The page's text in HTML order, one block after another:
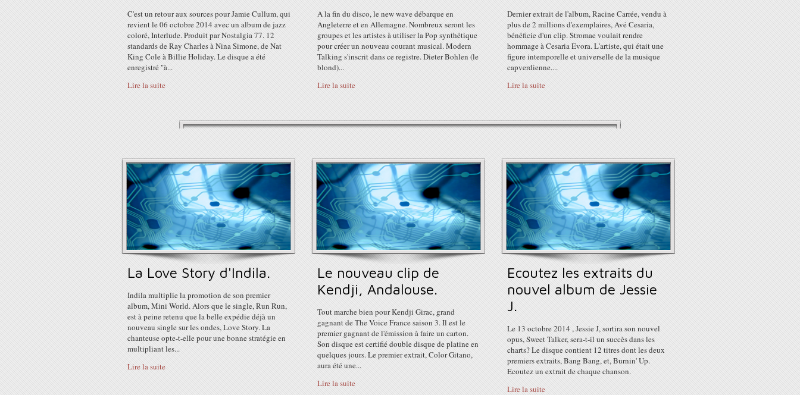
C'est un retour aux sources pour Jamie Cullum, qui
revient le 06 octobre 2014 avec un album de jazz
coloré, Interlude. Produit par Nostalgia 77. 12
standards de Ray Charles à Nina Simone, de Nat
King Cole à Billie Holiday. Le disque a été
enregistré "à...
Lire la suite
A la fin du disco, le new wave débarque en
Angleterre et en Allemagne. Nombreux seront les
groupes et les artistes à utiliser la Pop synthétique
pour créer un nouveau courant musical. Modern
Talking s'inscrit dans ce registre. Dieter Bohlen (le
blond)...
Lire la suite
Dernier extrait de l'album, Racine Carrée, vendu à
plus de 2 millions d'exemplaires, Avé Cesaria,
bénéficie d'un clip. Stromae voulait rendre
hommage à Cesaria Evora. L'artiste, qui était une
figure intemporelle et universelle de la musique
capverdienne....
Lire la suite
La Love Story d'Indila.
Indila multiplie la promotion de son premier
album, Mini World. Alors que le single, Run Run,
est à peine retenu que la belle expédie déjà un
nouveau single sur les ondes, Love Story. La
chanteuse opte-t-elle pour une bonne stratégie en
multipliant les...
Lire la suite
Le nouveau clip de
Kendji, Andalouse.
Tout marche bien pour Kendji Girac, grand
gagnant de The Voice France saison 3. Il est le
premier gagnant de l'émission à faire un carton.
Son disque est certifié double disque de platine en
quelques jours. Le premier extrait, Color Gitano,
aura été une...
Lire la suite
Ecoutez les extraits du
nouvel album de Jessie
J.
Le 13 octobre 2014 , Jessie J, sortira son nouvel
opus, Sweet Talker, sera-t-il un succès dans les
charts? Le disque contient 12 titres dont les deux
premiers extraits, Bang Bang, et, Burnin' Up.
Ecoutez un extrait de chaque chanson.
Lire la suite